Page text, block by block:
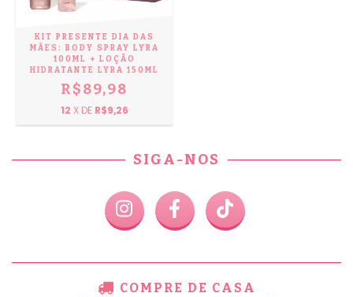
KIT PRESENTE DIA DAS
MÃES: BODY SPRAY LYRA
100ML + LOÇÃO
HIDRATANTE LYRA 150ML
R$89,98
12 X DE R$9,26
SIGA-NOS
COMPRE DE CASA